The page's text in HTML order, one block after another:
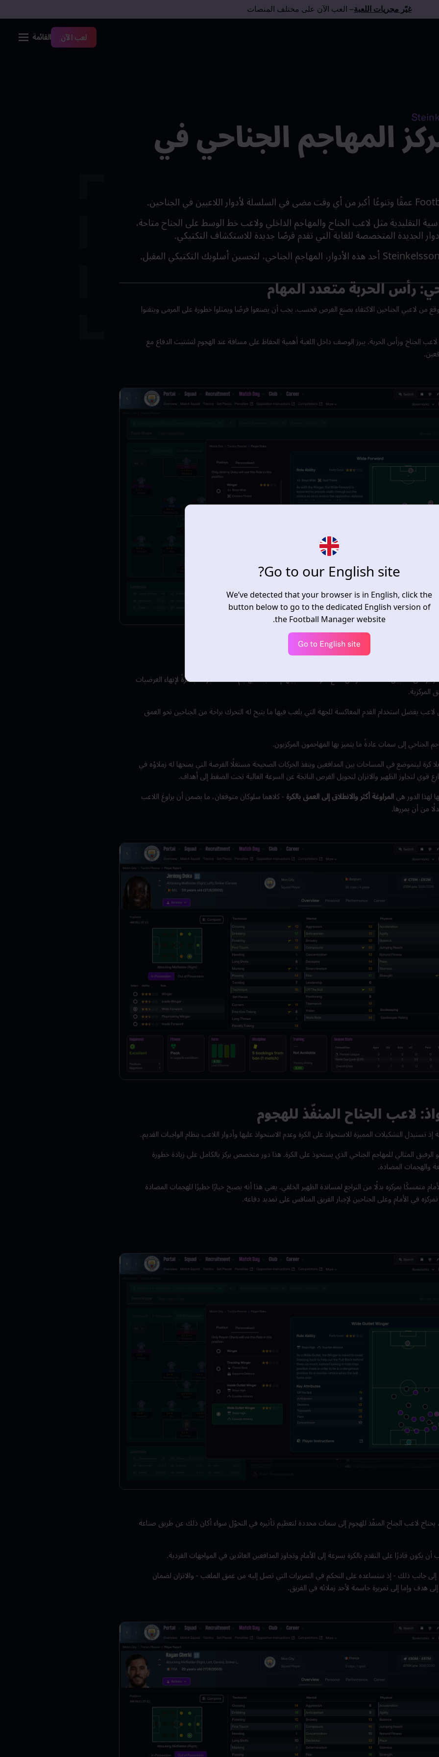
غيّر مجريات اللعبة– العب الآن على مختلف المنصات
لعب الآن القائمة
المهاجم الجناحي في
عمقًا وتنوعًا أكبر من أي وقت مضى في السلسلة لأدوار اللاعبين في الجناحين.
التقليدية مثل لاعب الجناح والمهاجم الداخلي ولاعب خط الوسط على الجناح متاحة،
الجديدة المتخصصة للغاية التي تقدم فرصًا جديدة للاستكشاف التكتيكي.
أحد هذه الأدوار، المهاجم الجناحي، لتحسين أسلوبك التكتيكي المقبل.
رأس الحربة متعدد المهام
من لاعبي الجناحين الاكتفاء بصنع الفرص فحسب. يجب أن يصنعوا فرصًا ويمثلوا خطورة على المرمى ويتقنوا
الجناح ورأس الحربة. يبرز الوصف داخل اللعبة أهمية الحفاظ على مسافة عند الهجوم لتشتيت الدفاع مع
على تسجيل الأهداف أكثر من صنع الفرصة لتسجيلها إذ غالبًا ما يهاجم منطقة الجزاء مباشرةً لإنهاء العرضيات
المركزية.
لاعب يفضل استخدام القدم المعاكسة للجهة التي يلعب فيها ما يتيح له التحرك براحة من الجناحين نحو العمق
الجناحي إلى سمات عادةً ما يتميز بها المهاجمون المركزيون.
كرة ليتموضع في المساحات بين المدافعين وينفذ الحركات الصحيحة مستغلًا الفرصة التي يمنحها له زملاؤه في
قوي لتجاوز الظهير والاتزان لتحويل الفرص الناتجة عن السرعة العالية تحت الضغط إلى أهداف.
لهذا الدور هيالمراوغة أكثر والانطلاق إلى العمق بالكرة- كلاهما سلوكان متوقعان، ما يضمن أن يراوغ اللاعب
من أن يمررها.
لاعب الجناح المنفّذ للهجوم
إذ تستبدل التشكيلات المميزة للاستحواذ على الكرة وعدم الاستحواذ عليها وأدوار اللاعب بنظام الواجبات القديم.
الرفيق المثالي للمهاجم الجناحي الذي يستحوذ على الكرة. هذا دور متخصص يركز بالكامل على زيادة خطورة
والهجمات المضادة.
متمسكًا بمركزه بدلًا من التراجع لمساندة الظهير الخلفي. يعني هذا أنه يصبح خيارًا خطيرًا للهجمات المضادة
في الأمام وعلى الجناحين لإجبار الفريق المنافس على تمديد دفاعه.
يحتاج لاعب الجناح المنفّذ للهجوم إلى سمات محددة لتعظيم تأثيره في التحوّل سواء أكان ذلك عن طريق صناعة
يكون قادرًا على التقدم بالكرة بسرعة إلى الأمام وتجاوز المدافعين العائدين في المواجهات الفردية.
إلى جانب ذلك - إذ ستساعده على التحكم في التمريرات التي تصل إليه من عمق الملعب - والاتزان لضمان
هدف وإما إلى تمريرة حاسمة لأحد زملائه في الفريق.
Go to our English site?
We’ve detected that your browser is in English, click the
button below to go to the dedicated English version of
the Football Manager website.
Go to English site